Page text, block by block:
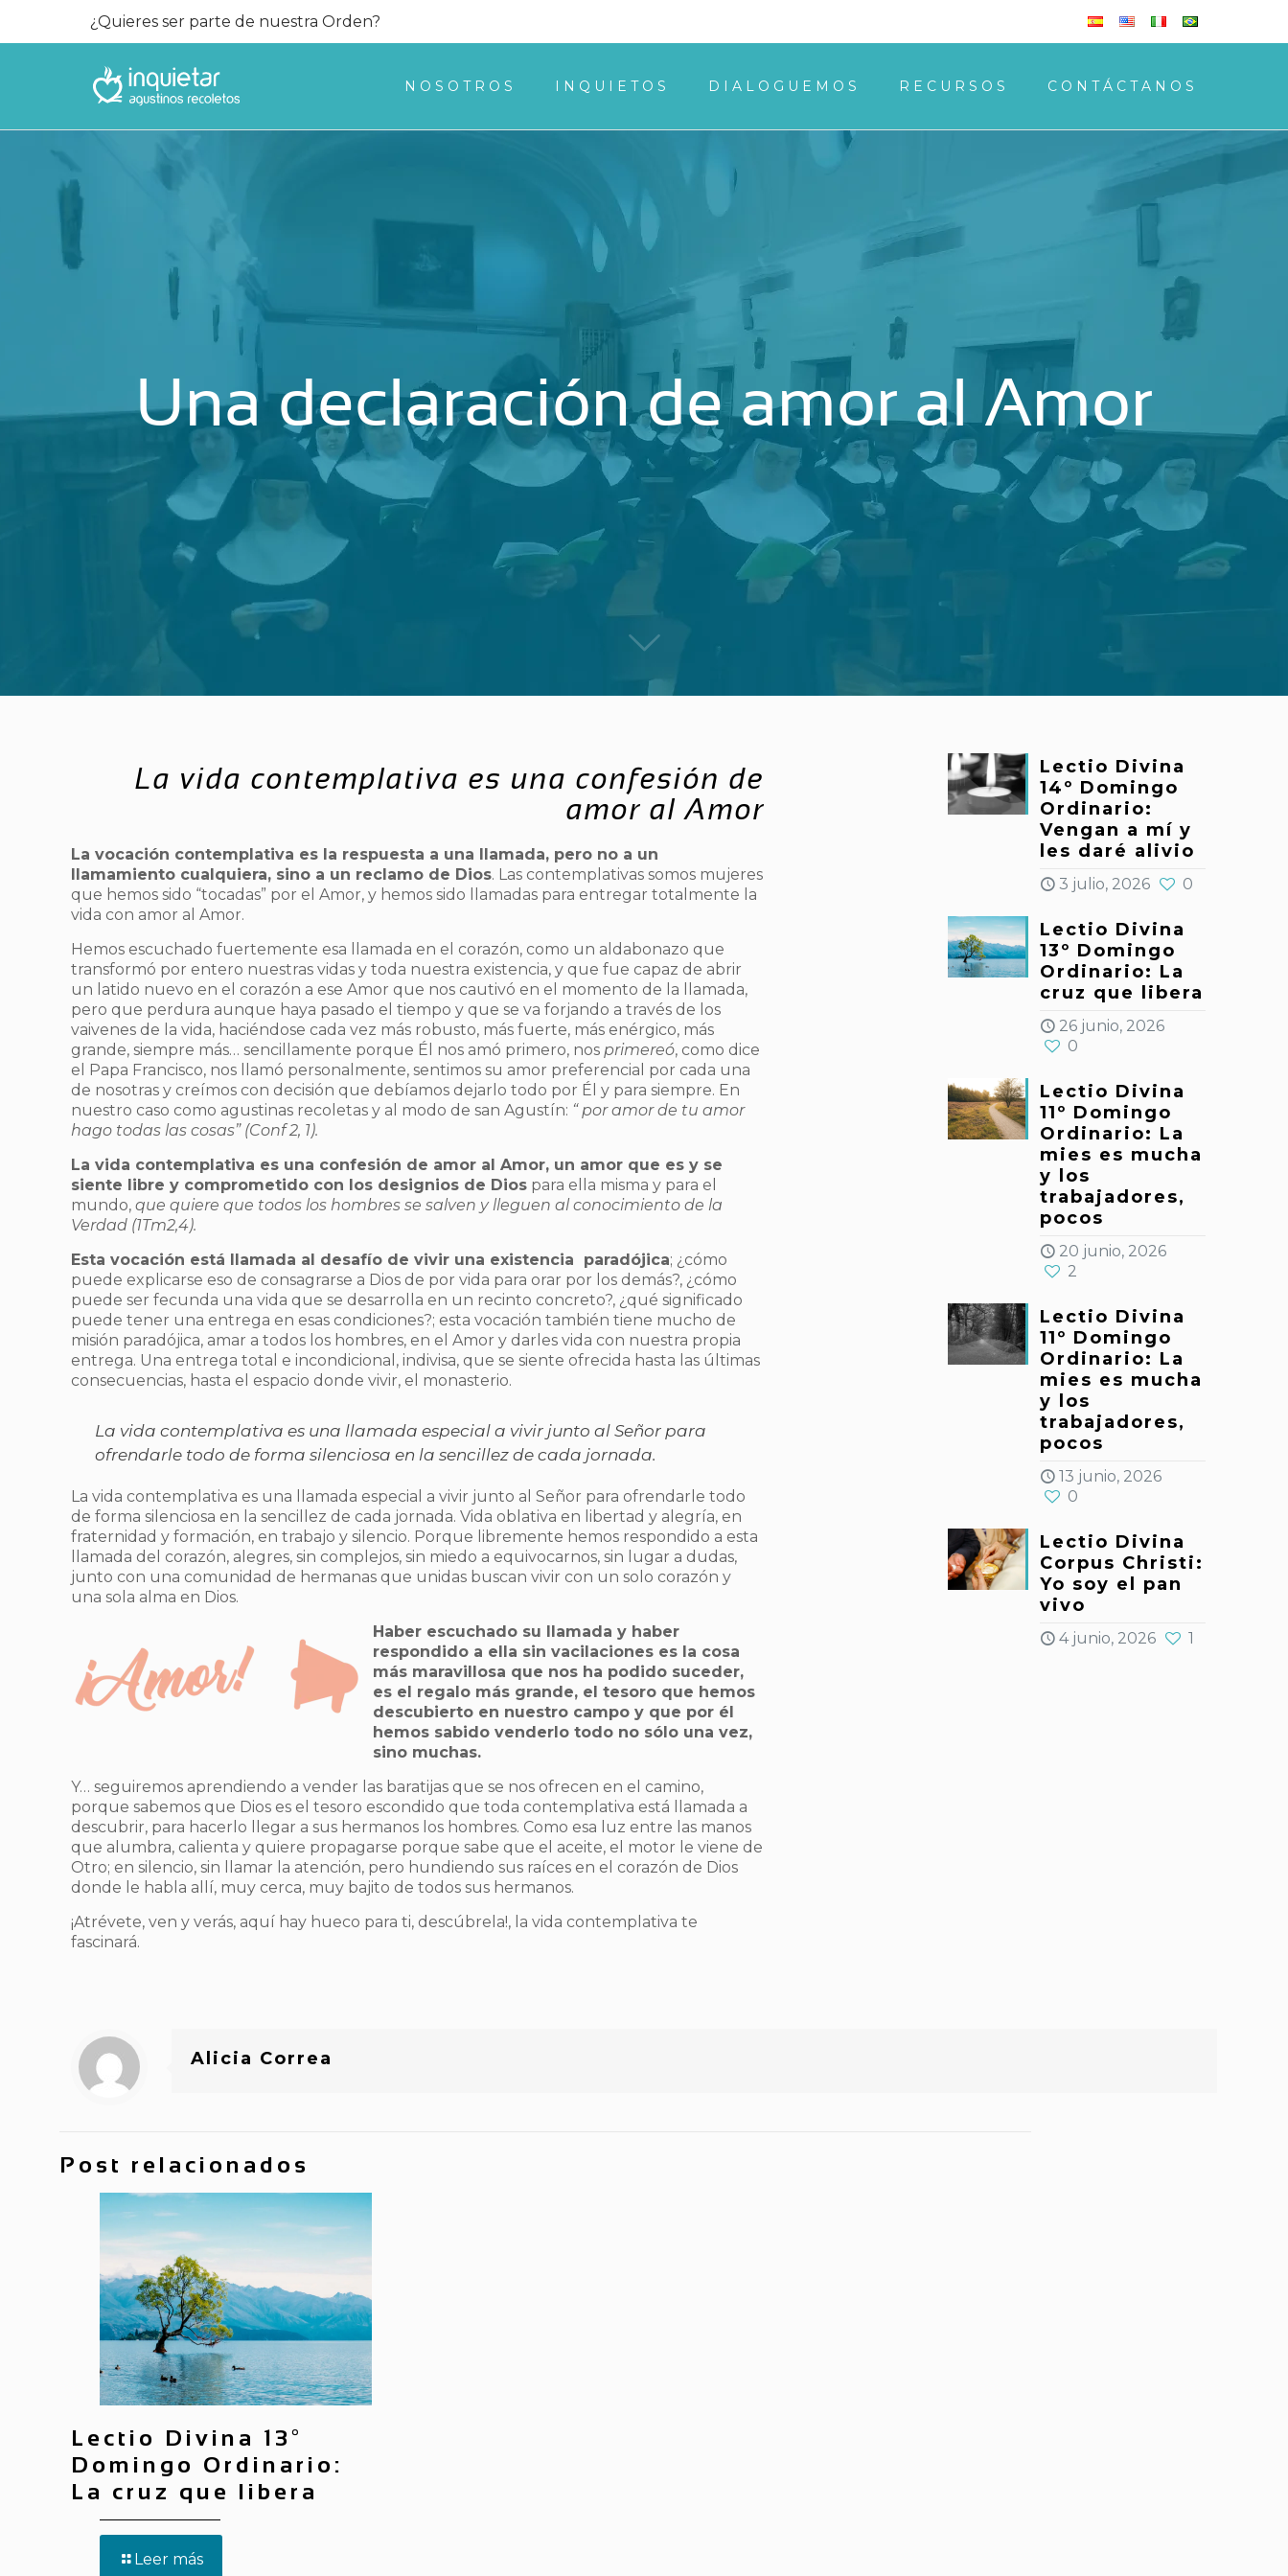
¿Quieres ser parte de nuestra Orden?
NOSOTROS INQUIETOS DIALOGUEMOS RECURSOS CONTÁCTANOS
Una declaración de amor al Amor
La vida contemplativa es una confesión de
amor al Amor
La vocación contemplativa es la respuesta a una llamada, pero no a un
llamamiento cualquiera, sino a un reclamo de Dios. Las contemplativas somos mujeres
que hemos sido “tocadas” por el Amor, y hemos sido llamadas para entregar totalmente la
vida con amor al Amor.
Hemos escuchado fuertemente esa llamada en el corazón, como un aldabonazo que
transformó por entero nuestras vidas y toda nuestra existencia, y que fue capaz de abrir
un latido nuevo en el corazón a ese Amor que nos cautivó en el momento de la llamada,
pero que perdura aunque haya pasado el tiempo y que se va forjando a través de los
vaivenes de la vida, haciéndose cada vez más robusto, más fuerte, más enérgico, más
grande, siempre más… sencillamente porque Él nos amó primero, nos primereó, como dice
el Papa Francisco, nos llamó personalmente, sentimos su amor preferencial por cada una
de nosotras y creímos con decisión que debíamos dejarlo todo por Él y para siempre. En
nuestro caso como agustinas recoletas y al modo de san Agustín: “ por amor de tu amor
hago todas las cosas” (Conf 2, 1).
La vida contemplativa es una confesión de amor al Amor, un amor que es y se
siente libre y comprometido con los designios de Dios para ella misma y para el
mundo, que quiere que todos los hombres se salven y lleguen al conocimiento de la
Verdad (1Tm2,4).
Esta vocación está llamada al desafío de vivir una existencia paradójica; ¿cómo
puede explicarse eso de consagrarse a Dios de por vida para orar por los demás?, ¿cómo
puede ser fecunda una vida que se desarrolla en un recinto concreto?, ¿qué significado
puede tener una entrega en esas condiciones?; esta vocación también tiene mucho de
misión paradójica, amar a todos los hombres, en el Amor y darles vida con nuestra propia
entrega. Una entrega total e incondicional, indivisa, que se siente ofrecida hasta las últimas
consecuencias, hasta el espacio donde vivir, el monasterio.
La vida contemplativa es una llamada especial a vivir junto al Señor para
ofrendarle todo de forma silenciosa en la sencillez de cada jornada.
La vida contemplativa es una llamada especial a vivir junto al Señor para ofrendarle todo
de forma silenciosa en la sencillez de cada jornada. Vida oblativa en libertad y alegría, en
fraternidad y formación, en trabajo y silencio. Porque libremente hemos respondido a esta
llamada del corazón, alegres, sin complejos, sin miedo a equivocarnos, sin lugar a dudas,
junto con una comunidad de hermanas que unidas buscan vivir con un solo corazón y
una sola alma en Dios.
Haber escuchado su llamada y haber
respondido a ella sin vacilaciones es la cosa
más maravillosa que nos ha podido suceder,
es el regalo más grande, el tesoro que hemos
descubierto en nuestro campo y que por él
hemos sabido venderlo todo no sólo una vez,
sino muchas.
Y… seguiremos aprendiendo a vender las baratijas que se nos ofrecen en el camino,
porque sabemos que Dios es el tesoro escondido que toda contemplativa está llamada a
descubrir, para hacerlo llegar a sus hermanos los hombres. Como esa luz entre las manos
que alumbra, calienta y quiere propagarse porque sabe que el aceite, el motor le viene de
Otro; en silencio, sin llamar la atención, pero hundiendo sus raíces en el corazón de Dios
donde le habla allí, muy cerca, muy bajito de todos sus hermanos.
¡Atrévete, ven y verás, aquí hay hueco para ti, descúbrela!, la vida contemplativa te
fascinará.
Lectio Divina
14º Domingo
Ordinario:
Vengan a mí y
les daré alivio
3 julio, 2026 0
Lectio Divina
13º Domingo
Ordinario: La
cruz que libera
26 junio, 2026
0
Lectio Divina
11º Domingo
Ordinario: La
mies es mucha
y los
trabajadores,
pocos
20 junio, 2026
2
Lectio Divina
11º Domingo
Ordinario: La
mies es mucha
y los
trabajadores,
pocos
13 junio, 2026
0
Lectio Divina
Corpus Christi:
Yo soy el pan
vivo
4 junio, 2026 1
Alicia Correa
Post relacionados
Lectio Divina 13º
Domingo Ordinario:
La cruz que libera
Leer más